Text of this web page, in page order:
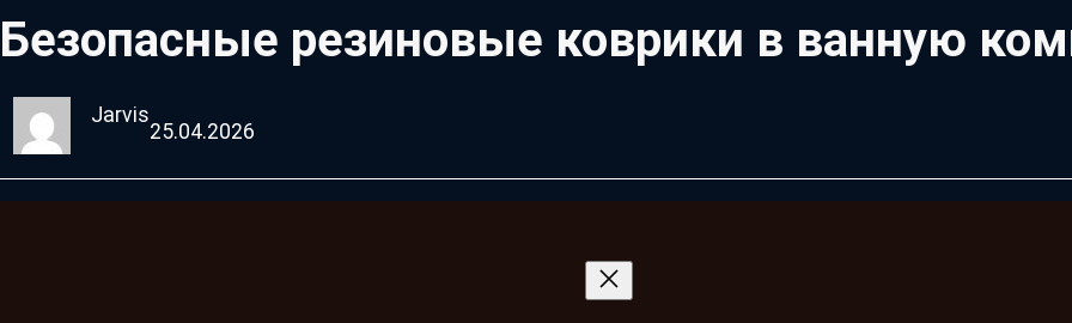
Безопасные резиновые коврики в ванную
Jarvis
25.04.2026